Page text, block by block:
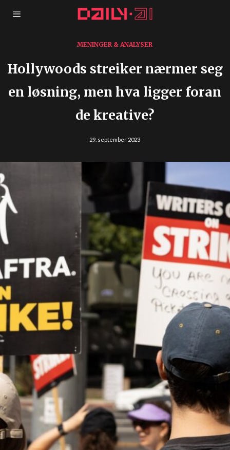
MENINGER & ANALYSER
Hollywoods streiker nærmer seg
en løsning, men hva ligger foran
de kreative?
29. september 2023